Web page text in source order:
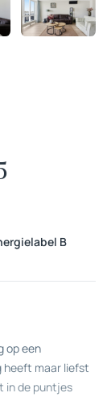
B
op een
heeft maar liefst
in de puntjes